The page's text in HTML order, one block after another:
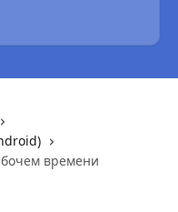
времени